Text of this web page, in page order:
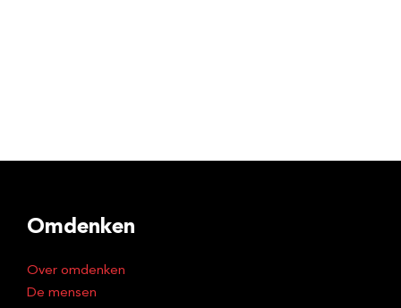
Omdenken
Over omdenken
De mensen